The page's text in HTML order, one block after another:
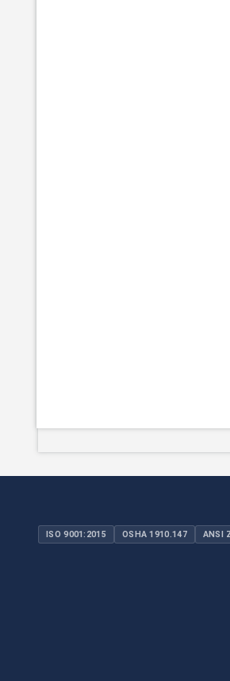
ISO 9001:2015 OSHA 1910.147 ANSI